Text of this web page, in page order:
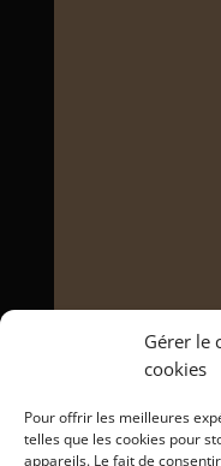
Gérer le
cookies
Pour offrir les meilleures
telles que les cookies pour
appareils. Le fait de